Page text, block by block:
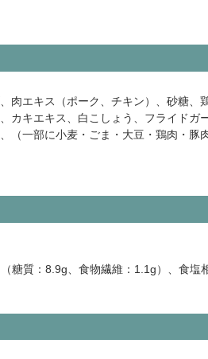
肉エキス（ポーク、チキン）、砂糖、
カキエキス、白こしょう、フライドガ
（一部に小麦・ごま・大豆・鶏肉・豚
糖質：8.9g、食物繊維：1.1g）、食塩